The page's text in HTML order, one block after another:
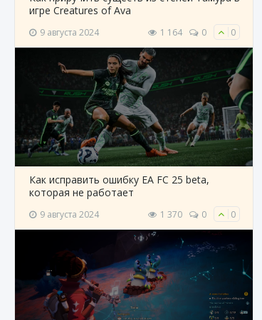
игре Creatures of Ava
9 августа 2024 1 164 0 0
Как исправить ошибку EA FC 25 beta,
которая не работает
9 августа 2024 1 370 0 0